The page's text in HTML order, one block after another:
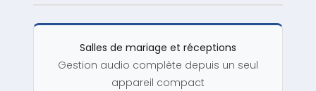
Salles de mariage et réceptions
Gestion audio complète depuis un seul
appareil compact